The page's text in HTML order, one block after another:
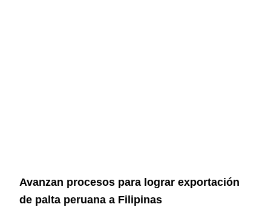
Avanzan procesos para lograr exportación
de palta peruana a Filipinas